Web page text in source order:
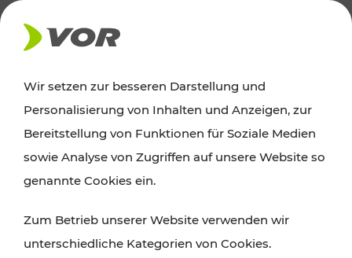
AKTUELLES
Ausflugstipps
Wien, Niederösterreich und das Burgenland
Wanderungen, Kultur und Gastronomie,
Radtouren oder purer Naturgenuss – viele
Wir setzen zur besseren Darstellung und
Personalisierung von Inhalten und Anzeigen, zur
Bereitstellung von Funktionen für Soziale Medien
sowie Analyse von Zugriffen auf unsere Website so
genannte Cookies ein.
Zum Betrieb unserer Website verwenden wir
unterschiedliche Kategorien von Cookies.